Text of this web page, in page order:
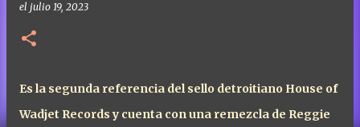
el julio 19, 2023
Es la segunda referencia del sello detroitiano House of
Wadjet Records y cuenta con una remezcla de Reggie